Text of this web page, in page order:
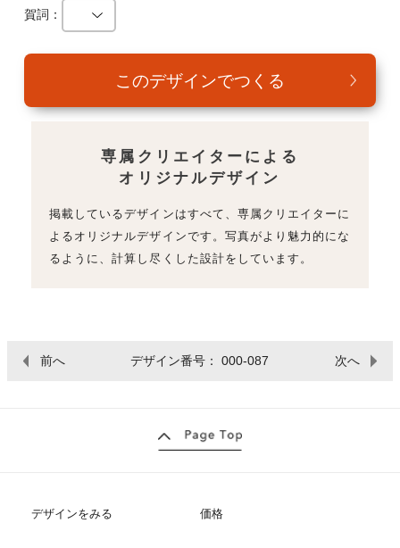
賀詞：
専属クリエイターによる
オリジナルデザイン
掲載しているデザインはすべて、専属クリエイターに
よるオリジナルデザインです。写真がより魅力的にな
るように、計算し尽くした設計をしています。
前へ デザイン番号： 000-087 次へ
デザインをみる 価格